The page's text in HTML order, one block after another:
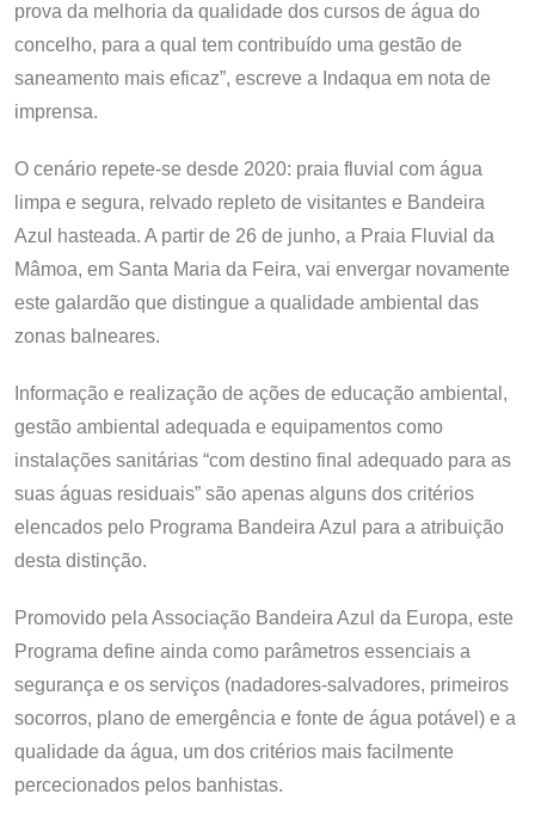
prova da melhoria da qualidade dos cursos de água do
concelho, para a qual tem contribuído uma gestão de
saneamento mais eficaz”, escreve a Indaqua em nota de
imprensa.
O cenário repete-se desde 2020: praia fluvial com água
limpa e segura, relvado repleto de visitantes e Bandeira
Azul hasteada. A partir de 26 de junho, a Praia Fluvial da
Mâmoa, em Santa Maria da Feira, vai envergar novamente
este galardão que distingue a qualidade ambiental das
zonas balneares.
Informação e realização de ações de educação ambiental,
gestão ambiental adequada e equipamentos como
instalações sanitárias “com destino final adequado para as
suas águas residuais” são apenas alguns dos critérios
elencados pelo Programa Bandeira Azul para a atribuição
desta distinção.
Promovido pela Associação Bandeira Azul da Europa, este
Programa define ainda como parâmetros essenciais a
segurança e os serviços (nadadores-salvadores, primeiros
socorros, plano de emergência e fonte de água potável) e a
qualidade da água, um dos critérios mais facilmente
percecionados pelos banhistas.